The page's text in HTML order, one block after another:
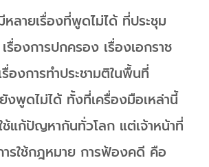
ลายเรื่องที่พูดไม่ได้ ที่ประชุม
รื่องการปกครอง เรื่องเอกราช
องการทำประชามติในพื้นที่
งพูดไม่ได้ ทั้งที่เครื่องมือเหล่านี้
แก้ปัญหากันทั่วโลก แต่เจ้าหน้าที่
รใช้กฎหมาย การฟ้องคดี คือ